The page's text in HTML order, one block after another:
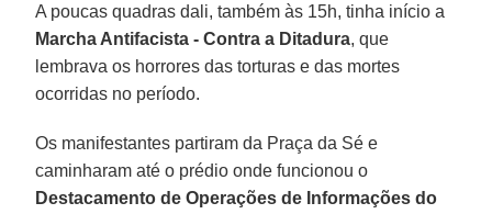
A poucas quadras dali, também às 15h, tinha início a
Marcha Antifacista - Contra a Ditadura, que
lembrava os horrores das torturas e das mortes
ocorridas no período.
Os manifestantes partiram da Praça da Sé e
caminharam até o prédio onde funcionou o
Destacamento de Operações de Informações do